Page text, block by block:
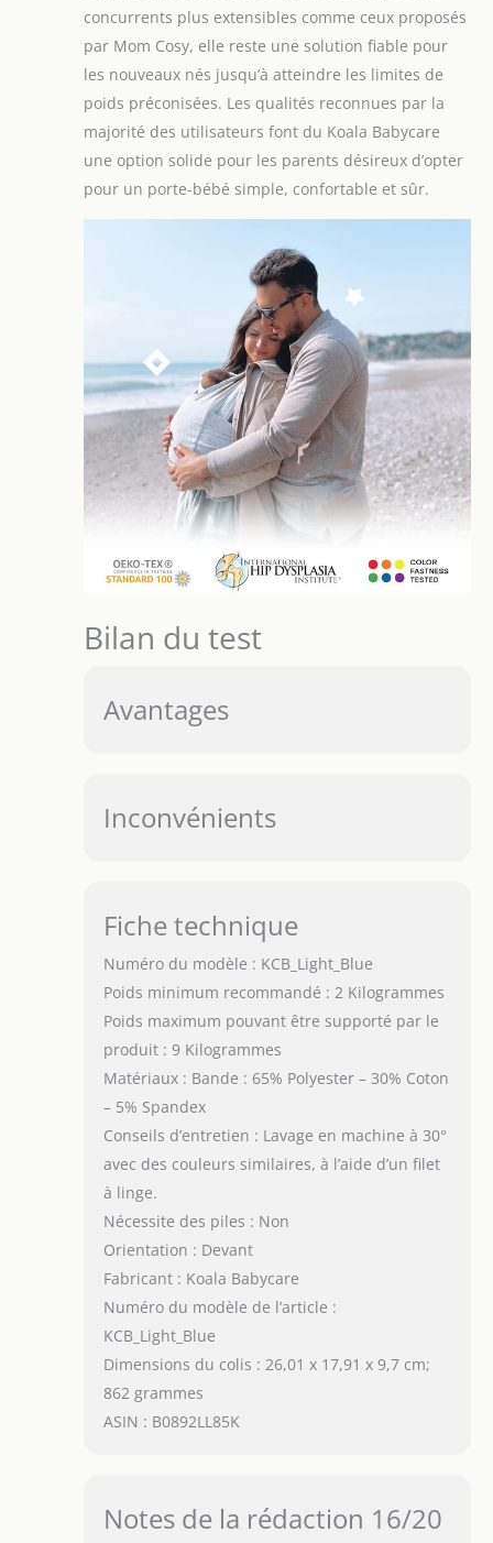
concurrents plus extensibles comme ceux proposés
par Mom Cosy, elle reste une solution fiable pour
les nouveaux nés jusqu’à atteindre les limites de
poids préconisées. Les qualités reconnues par la
majorité des utilisateurs font du Koala Babycare
une option solide pour les parents désireux d’opter
pour un porte-bébé simple, confortable et sûr.
Bilan du test
Avantages
Inconvénients
Fiche technique
Numéro du modèle : KCB_Light_Blue
Poids minimum recommandé : 2 Kilogrammes
Poids maximum pouvant être supporté par le
produit : 9 Kilogrammes
Matériaux : Bande : 65% Polyester – 30% Coton
– 5% Spandex
Conseils d’entretien : Lavage en machine à 30°
avec des couleurs similaires, à l’aide d’un filet
à linge.
Nécessite des piles : Non
Orientation : Devant
Fabricant : Koala Babycare
Numéro du modèle de l’article :
KCB_Light_Blue
Dimensions du colis : 26,01 x 17,91 x 9,7 cm;
862 grammes
ASIN : B0892LL85K
Notes de la rédaction 16/20